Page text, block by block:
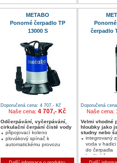
METABO
Ponorné čerpadlo TP
13000 S
Doporučená cena: 4 707,- Kč
Naše cena: 4 707,- Kč
Odčerpávání, vyčerpávání,
cirkulační čerpání čisté vody
připojovací koleno
plovákový spínač k
automatickému provozu
čerpadlo
Doporučená
Naše cena:
Velmi vhodné
hloubky jako
studny nebo
integrovaný
voda v
do čerpadla
kvalitní
pumpy s